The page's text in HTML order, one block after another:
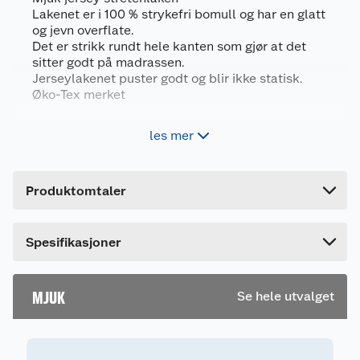
Lakenet er i 100 % strykefri bomull og har en glatt
og jevn overflate.
Det er strikk rundt hele kanten som gjør at det
sitter godt på madrassen.
Jerseylakenet puster godt og blir ikke statisk.
Øko-Tex merket
25cm drop
Produktegenskaper
* Strikk rundt hele kanten
* Mykt og behagelig
* Kommer i flere størrelse og farger
les mer
Produktomtaler
Spesifikasjoner
Artikkelnummer
7025180686953
Leverandørens artikkelnummer
MYB180ROS
Størrelse
Farge
MJUK Se hele utvalget